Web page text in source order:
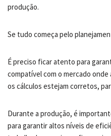
produção.
Se tudo começa pelo
É preciso ficar atento para
compatível com o mercado onde
os cálculos estejam corretos,
Durante a produção, é
para garantir altos níveis de